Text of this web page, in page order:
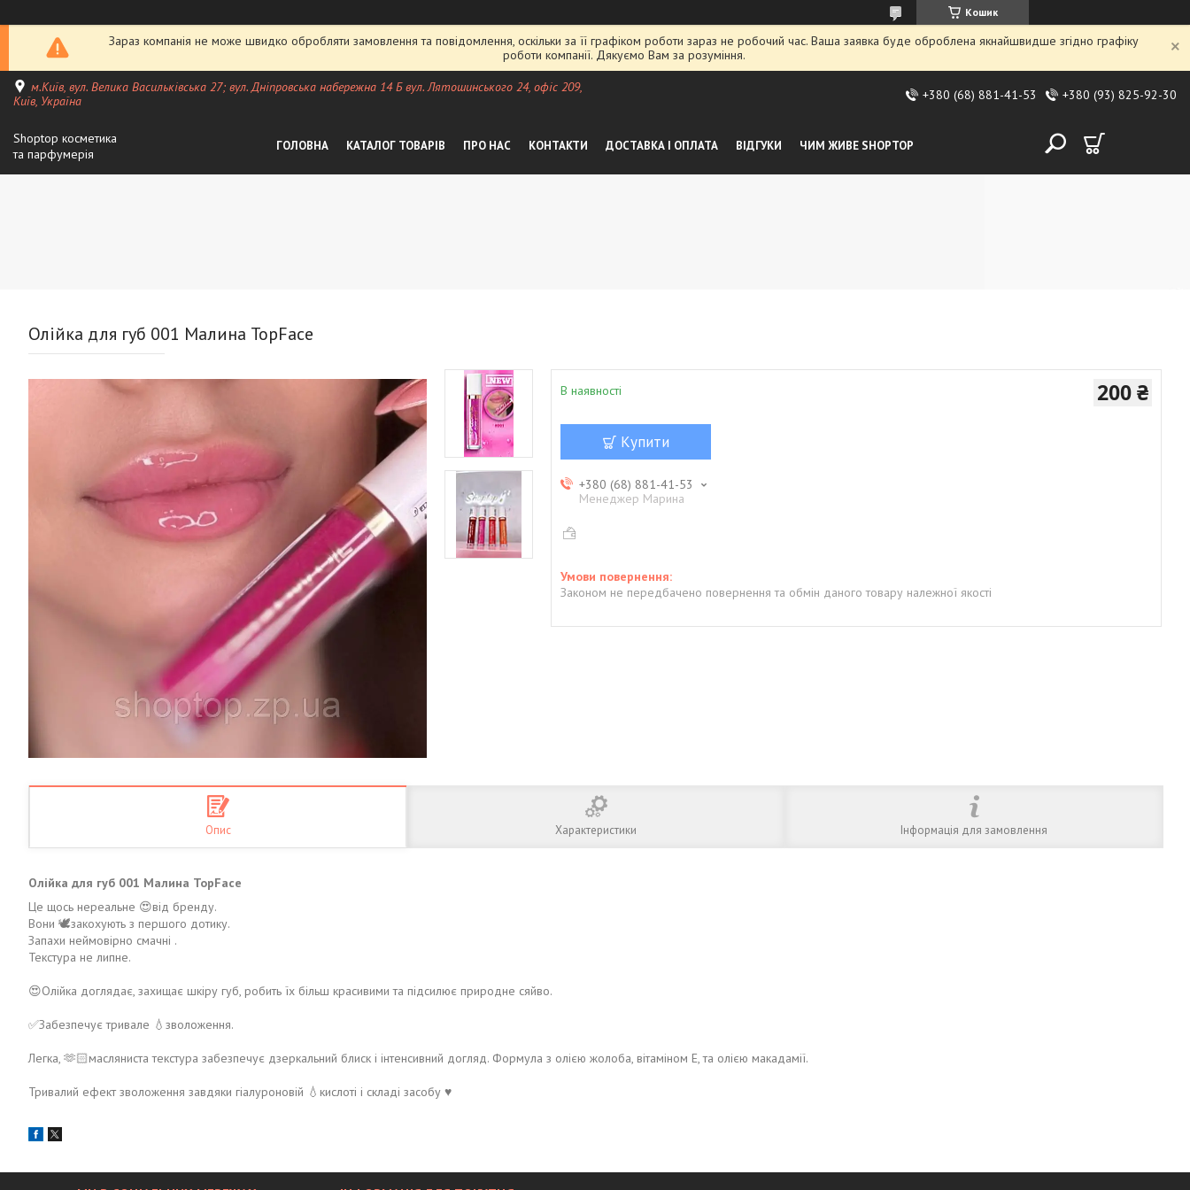
Кошик
Зараз компанія не може швидко обробляти замовлення та повідомлення, оскільки за її графіком роботи зараз не робочий час. Ваша заявка буде оброблена якнайшвидше згідно графіку
роботи компанії. Дякуємо Вам за розуміння.
м.Київ, вул. Велика Васильківська 27; вул. Дніпровська набережна 14 Б вул. Лятошинського 24, офіс 209,
Київ, Україна
+380 (68) 881-41-53 +380 (93) 825-92-30
Shoptop косметика
та парфумерія
ГОЛОВНА КАТАЛОГ ТОВАРІВ ПРО НАС КОНТАКТИ ДОСТАВКА І ОПЛАТА ВІДГУКИ ЧИМ ЖИВЕ SHOPTOP
Олійка для губ 001 Малина TopFace
В наявності 200 ₴
Купити
+380 (68) 881-41-53
Менеджер Марина
Законом не передбачено повернення та обмін даного товару належної якості
Опис Характеристики Інформація для замовлення
Олійка для губ 001 Малина TopFace
Це щось нереальне 😍від бренду.
Вони 🕊️закохують з першого дотику.
Запахи неймовірно смачні .
Текстура не липне.
😍Олійка доглядає, захищає шкіру губ, робить їх більш красивими та підсилює природне сяйво.
✅Забезпечує тривале 💧зволоження.
Легка, 🫶🏻масляниста текстура забезпечує дзеркальний блиск і інтенсивний догляд. Формула з олією жолоба, вітаміном Е, та олією макадамії.
Тривалий ефект зволоження завдяки гіалуроновій 💧кислоті і складі засобу ♥️